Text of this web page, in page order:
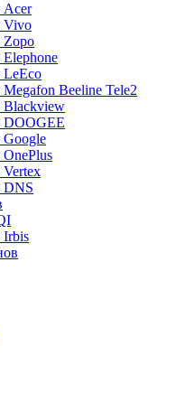
Acer
Vivo
Zopo
Elephone
LeEco
Beeline Tele2
Blackview
DOOGEE
Google
OnePlus
Vertex
DNS
Irbis